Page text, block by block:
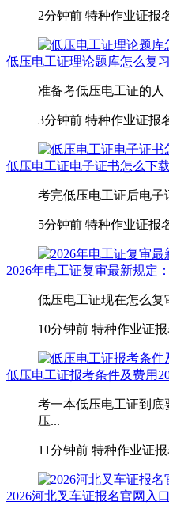
2分钟前 特种作业证报
低压电工证理论题库怎么复
准备考低压电工证的
3分钟前 特种作业证报
低压电工证电子证书怎么下
考完低压电工证后电
5分钟前 特种作业证报
2026年电工证复审最新规定
低压电工证现在怎么复
10分钟前 特种作业证
低压电工证报考条件及费用
考一本低压电工证到
压...
11分钟前 特种作业证
2026河北叉车证报名官网入